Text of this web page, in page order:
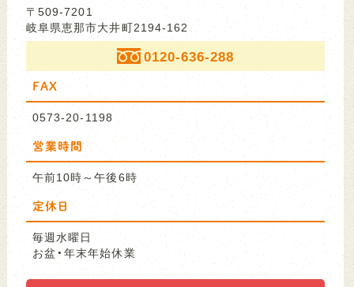
〒509-7201
岐阜県恵那市大井町2194-162
0120-636-288
FAX
0573-20-1198
営業時間
午前10時～午後6時
定休日
毎週水曜日
お盆・年末年始休業